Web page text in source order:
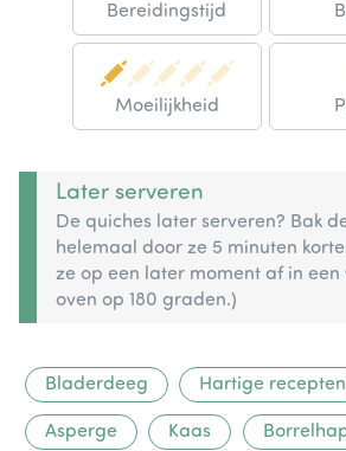
Bereidingstijd
Moeilijkheid
Later serveren
De quiches later serveren? Bak
helemaal door ze 5 minuten
ze op een later moment af in
oven op 180 graden.)
Bladerdeeg Hartige recepten
Asperge Kaas